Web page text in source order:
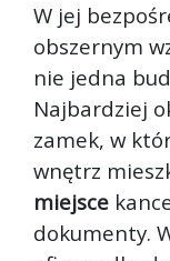
W jej
obszernym
nie jedna
Najbardziej
zamek, w
wnętrz
miejsce
dokumenty.